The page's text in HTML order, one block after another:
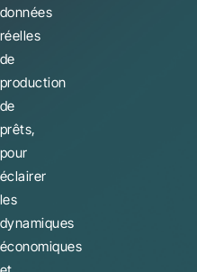
données
réelles
de
production
de
prêts,
pour
éclairer
les
dynamiques
économiques